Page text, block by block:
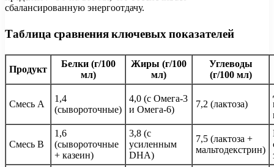
сбалансированную энергоотдачу.
Таблица сравнения ключевых показателей
Продукт
Белки (г/100
мл)
Жиры (г/100
мл)
Углеводы
(г/100 мл)
Смесь A
1,4
(сывороточные)
4,0 (с Омега-3
и Омега-6)
7,2 (лактоза)
Смесь B
1,6
(сывороточные
+ казеин)
3,8 (с
усиленным
DHA)
7,5 (лактоза +
мальтодекстрин)